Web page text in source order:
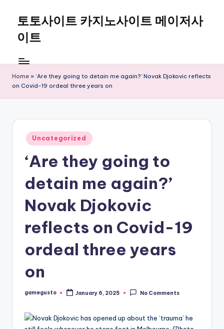
content
토토사이트 카지노사이트 메이저사
이트
Home » ‘Are they going to detain me again?’ Novak Djokovic reflects
on Covid-19 ordeal three years on
Posted
in
Uncategorized
‘Are they going to
detain me again?’
Novak Djokovic
reflects on Covid-19
ordeal three years
on
Posted
gamegusto January 6, 2025 No Comments